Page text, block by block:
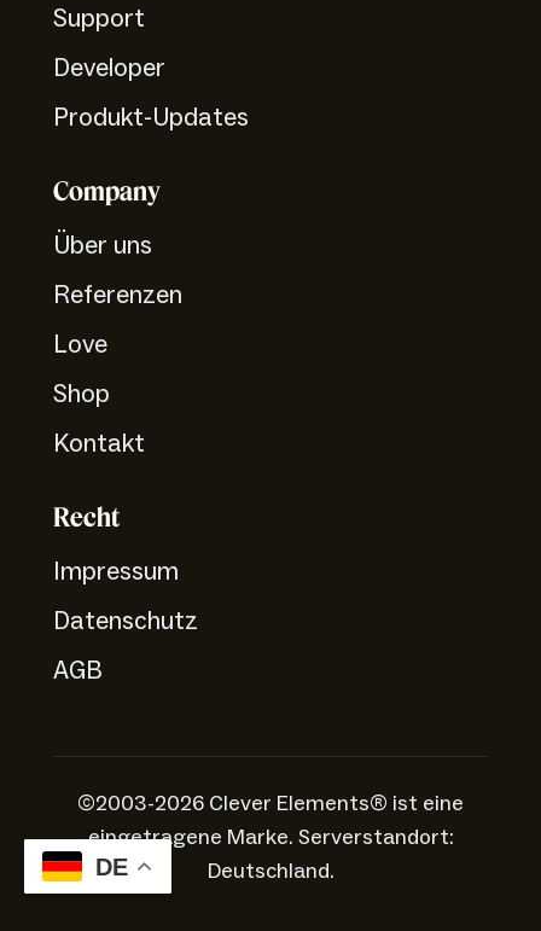
Support
Developer
Produkt-Updates
Company
Über uns
Referenzen
Love
Shop
Kontakt
Recht
Impressum
Datenschutz
AGB
©2003-2026 Clever Elements® ist eine
eingetragene Marke. Serverstandort:
Deutschland.
DE